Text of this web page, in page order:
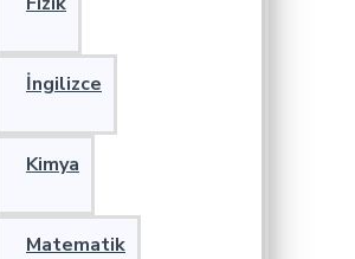
İngilizce
Kimya
Matematik